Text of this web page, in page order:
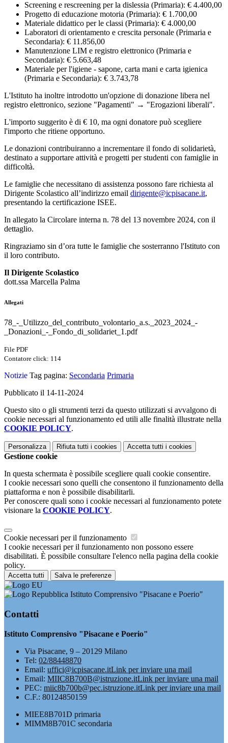
Screening e rescreening per la dislessia (Primaria): € 4.400,00
Progetto di educazione motoria (Primaria): € 1.700,00
Materiale didattico per le classi (Primaria): € 4.000,00
Laboratori di orientamento e crescita personale (Primaria e
Secondaria): € 11.856,00
Manutenzione LIM e registro elettronico (Primaria e
Secondaria): € 5.663,48
Materiale per l'igiene - sapone, carta mani e carta igienica
(Primaria e Secondaria): € 3.743,78
L'Istituto ha inoltre introdotto un'opzione di donazione libera nel
registro elettronico, sezione "Pagamenti" → "Erogazioni liberali".
L'importo suggerito è di € 10, ma ogni donatore può scegliere
l'importo che ritiene opportuno.
Le donazioni contribuiranno a incrementare il fondo di solidarietà,
destinato a supportare attività e progetti per studenti con famiglie in
difficoltà.
Le famiglie che necessitano di assistenza possono fare richiesta al
Dirigente Scolastico all’indirizzo email dirigente@icpisacane.it,
presentando la certificazione ISEE.
In allegato la Circolare interna n. 78 del 13 novembre 2024, con il
dettaglio.
Ringraziamo sin d’ora tutte le famiglie che sosterranno l'Istituto con
il loro contributo.
Il Dirigente Scolastico
dott.ssa Marcella Palma
Allegati
78_-_Utilizzo_del_contributo_volontario_a.s._2023_2024_-
_Donazioni_-_Fondo_di_solidariet_1.pdf
File PDF
Contatore click: 114
Notizie Tag pagina: Secondaria Primaria
Pubblicato il 14-11-2024
Questo sito o gli strumenti terzi da questo utilizzati si avvalgono di
cookie necessari al funzionamento ed utili alle finalità illustrate nella
COOKIE POLICY.
Personalizza Rifiuta tutti i cookies Accetta tutti i cookies
Gestione cookie
In questa schermata è possibile scegliere quali cookie consentire.
I cookie necessari sono quelli che consentono il funzionamento della
piattaforma e non è possibile disabilitarli.
Per conoscere quali sono i cookie necessari al funzionamento potete
visionare la COOKIE POLICY.
Cookie necessari per il funzionamento
I cookie necessari per il funzionamento non possono essere
disabilitati. È possibile consultare l'elenco nella pagina della cookie
policy.
Accetta tutti Salva le preferenze
Istituto Comprensivo "Pisacane e Poerio"
Contatti
Istituto Comprensivo "Pisacane e Poerio"
Via Pisacane, 9 – 20129 Milano
Tel: 02/88448870
Email: uffici@icpisacane.itLink per inviare una mail
Email: MIIC8B700B@istruzione.itLink per inviare una mail
PEC: miic8b700b@pec.istruzione.itLink per inviare una mail
C.F.: 80124850159
MIEE8B701D primaria
MIMM8B701C secondaria